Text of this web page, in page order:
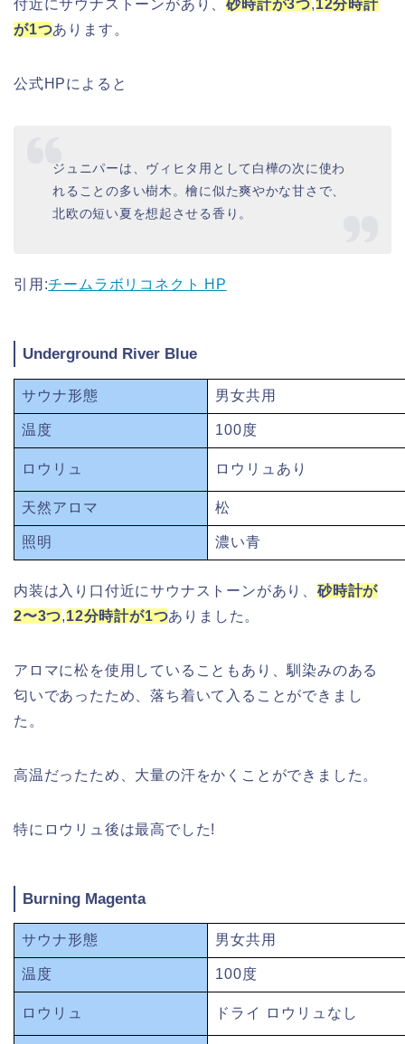
付近にサウナストーンがあり、砂時計が3つ,12分時計
が1つあります。
公式HPによると
ジュニパーは、ヴィヒタ用として白樺の次に使わ
れることの多い樹木。檜に似た爽やかな甘さで、
北欧の短い夏を想起させる香り。
引用:チームラボリコネクト HP
Underground River Blue
サウナ形態 男女共用
温度 100度
ロウリュ ロウリュあり
天然アロマ 松
照明 濃い青
内装は入り口付近にサウナストーンがあり、 砂時計が
2〜3つ,12分時計が1つありました。
アロマに松を使用していることもあり、馴染みのある
匂いであったため、落ち着いて入ることができまし
た。
高温だったため、大量の汗をかくことができました。
特にロウリュ後は最高でした!
Burning Magenta
サウナ形態 男女共用
温度 100度
ロウリュ ドライ ロウリュなし